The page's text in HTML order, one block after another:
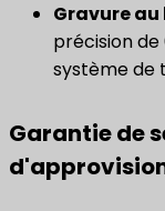
Gravure au
précision
système de
Garantie de